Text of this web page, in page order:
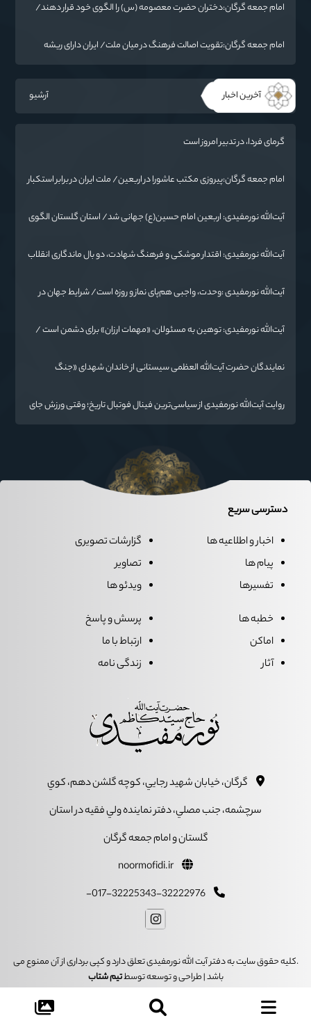
امام جمعه گرگان:دختران حضرت معصومه (س) را الگوی خود قرار دهند/
امام جمعه گرگان:تقویت اصالت فرهنگ در میان ملت/ ایران دارای ریشه
آخرین اخبار آرشیو
گرمای فردا، در تدبیر امروز است
امام جمعه گرگان:پیروزی مکتب عاشورا در اربعین/ ملت ایران در برابر استکبار
آیت‌الله نورمفیدی: اربعین امام حسین(ع) جهانی شد/ استان گلستان الگوی
آیت‌الله نورمفیدی: اقتدار موشکی و فرهنگ شهادت، دو بال ماندگاری انقلاب
آیت‌الله نورمفیدی :وحدت، واجبی هم‌پای نماز و روزه است/ شرایط جهان در
آیت‌الله نورمفیدی: توهین به مسئولان، «مهمات ارزان» برای دشمن است /
نمایندگان حضرت آیت‌الله العظمی سیستانی از خاندان شهدای «جنگ
روایت آیت‌الله نورمفیدی از سیاسی‌ترین فینال فوتبال تاریخ؛ وقتی ورزش جای
دسترسی سریع
اخبار و اطلاعیه ها
پیام ها
تفسیرها
گزارشات تصویری
تصاویر
ویدئو ها
خطبه ها
اماکن
آثار
پرسش و پاسخ
ارتباط با ما
زندگی نامه
گرگان، خيابان شهيد رجايي، کوچه گلشن دهم، کوي
سرچشمه، جنب مصلي، دفتر نماينده ولي فقيه در استان
گلستان و امام جمعه گرگان
.کلیه حقوق سایت به دفتر آیت الله نورمفیدی تعلق دارد و کپی برداری از آن ممنوع می
باشد | طراحی و توسعه توسطتیم شتاب